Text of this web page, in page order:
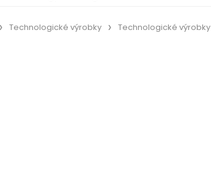
Technologické výrobky Technologické výrobky